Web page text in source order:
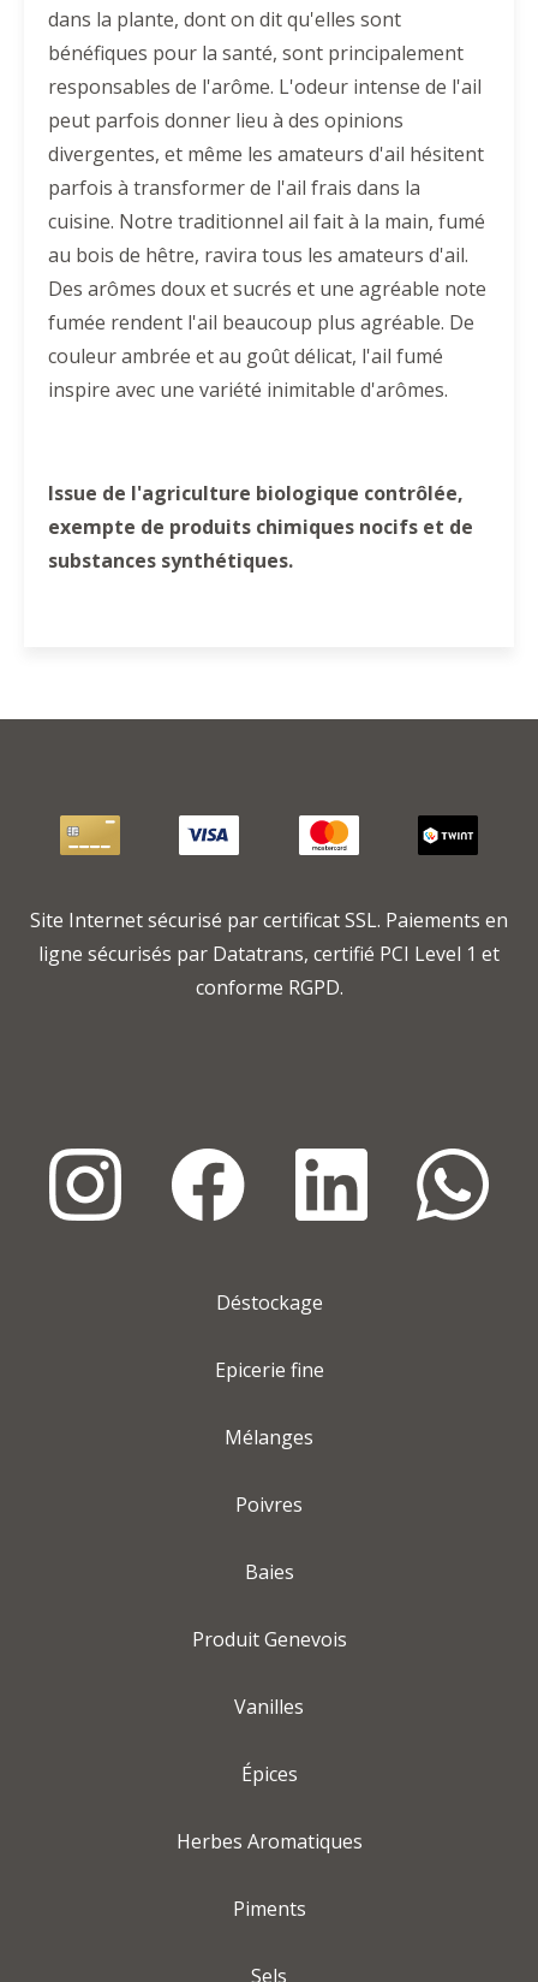
dans la plante, dont on dit qu'elles sont
bénéfiques pour la santé, sont principalement
responsables de l'arôme. L'odeur intense de l'ail
peut parfois donner lieu à des opinions
divergentes, et même les amateurs d'ail hésitent
parfois à transformer de l'ail frais dans la
cuisine. Notre traditionnel ail fait à la main, fumé
au bois de hêtre, ravira tous les amateurs d'ail.
Des arômes doux et sucrés et une agréable note
fumée rendent l'ail beaucoup plus agréable. De
couleur ambrée et au goût délicat, l'ail fumé
inspire avec une variété inimitable d'arômes.
Issue de l'agriculture biologique contrôlée,
exempte de produits chimiques nocifs et de
substances synthétiques.
Site Internet sécurisé par certificat SSL. Paiements en
ligne sécurisés par Datatrans, certifié PCI Level 1 et
conforme RGPD.
Déstockage
Epicerie fine
Mélanges
Poivres
Baies
Produit Genevois
Vanilles
Épices
Herbes Aromatiques
Piments
Sels